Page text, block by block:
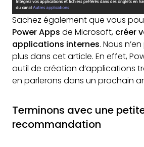
Sachez également que vous
Power Apps de Microsoft, créer
applications internes. Nous
plus dans cet article. En effet,
outil de création d’applications
en parlerons dans un prochain
Terminons avec une
recommandation